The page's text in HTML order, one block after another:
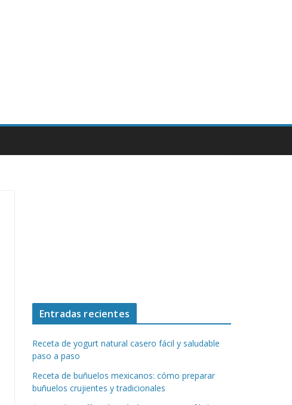
Entradas recientes
Receta de yogurt natural casero fácil y saludable
paso a paso
Receta de buñuelos mexicanos: cómo preparar
buñuelos crujientes y tradicionales